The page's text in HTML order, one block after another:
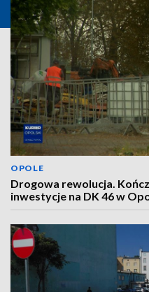
OPOLE
Drogowa rewolucja.
inwestycje na DK 46 w